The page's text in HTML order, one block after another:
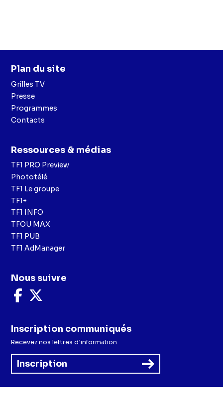
Plan du site
Grilles TV
Presse
Programmes
Contacts
Ressources & médias
TF1 PRO Preview
Phototélé
TF1 Le groupe
TF1+
TF1 INFO
TFOU MAX
TF1 PUB
TF1 AdManager
Nous suivre
Nous
suivre
Facebook
X
Inscription communiqués
Recevez nos lettres d’information
Inscription